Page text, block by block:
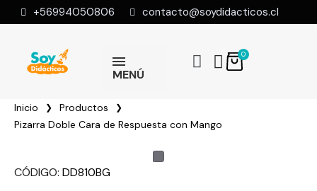
+56994050806 contacto@soydidacticos.cl
MENÚ
Inicio
Productos
Pizarra Doble Cara de Respuesta con Mango
CÓDIGO DD810BG